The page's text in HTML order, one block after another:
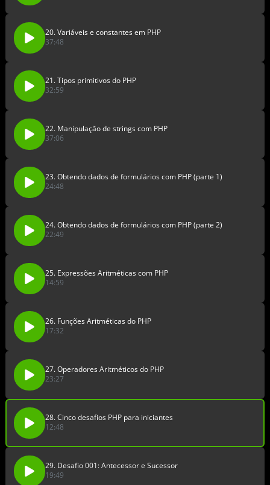
20. Variáveis e constantes em PHP
37:48
21. Tipos primitivos do PHP
32:59
22. Manipulação de strings com PHP
37:06
23. Obtendo dados de formulários com PHP (parte 1)
24:48
24. Obtendo dados de formulários com PHP (parte 2)
22:49
25. Expressões Aritméticas com PHP
14:59
26. Funções Aritméticas do PHP
17:32
27. Operadores Aritméticos do PHP
23:27
28. Cinco desafios PHP para iniciantes
12:48
29. Desafio 001: Antecessor e Sucessor
19:49